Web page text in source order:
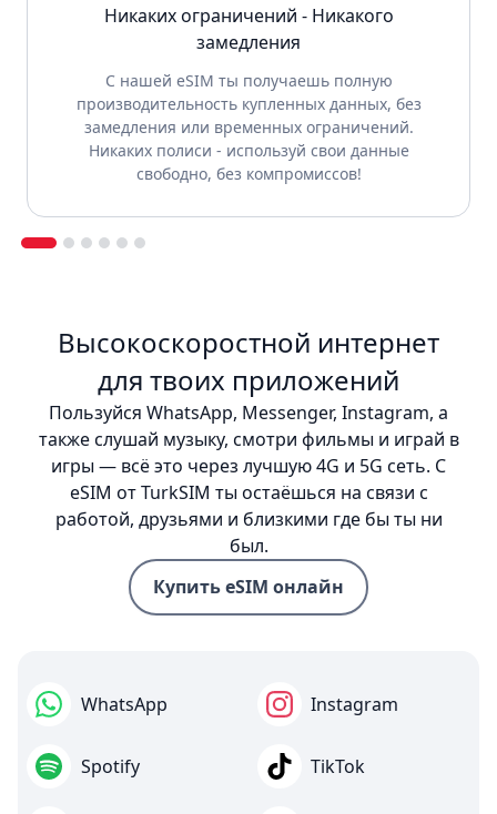
Никаких ограничений - Никакого
замедления
С нашей eSIM ты получаешь полную
производительность купленных данных, без
замедления или временных ограничений.
Никаких полиси - используй свои данные
свободно, без компромиссов!
Высокоскоростной интернет
для твоих приложений
Пользуйся WhatsApp, Messenger, Instagram, а
также слушай музыку, смотри фильмы и играй в
игры — всё это через лучшую 4G и 5G сеть. С
eSIM от TurkSIM ты остаёшься на связи с
работой, друзьями и близкими где бы ты ни
был.
Купить eSIM онлайн
WhatsApp Instagram
Spotify TikTok